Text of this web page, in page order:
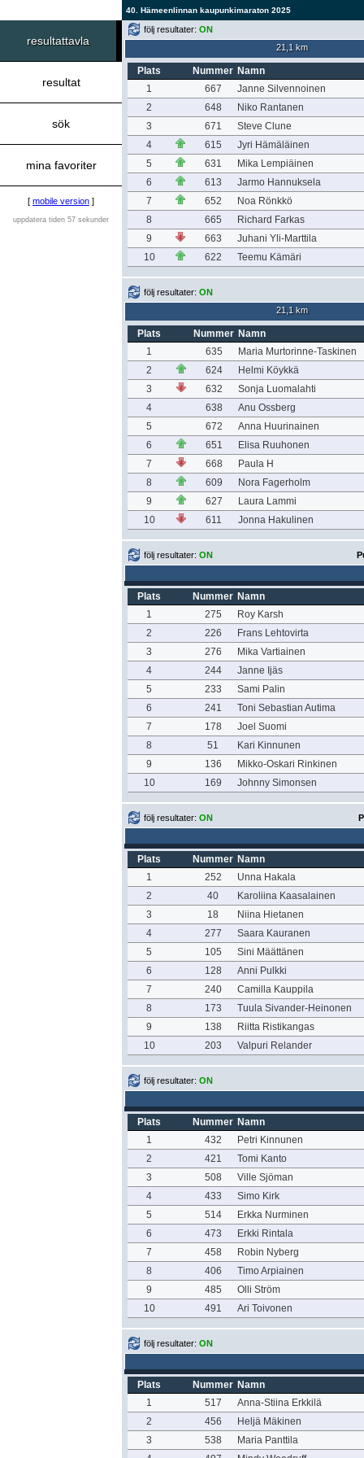
40. Hämeenlinnan kaupunkimaraton 2025
resultattavla
resultat
sök
mina favoriter
[ mobile version ]
uppdatera tiden 57 sekunder
följ resultater: ON
21,1 km
Plats Nummer Namn
1
667
Janne Silvennoinen
2
648
Niko Rantanen
3
671
Steve Clune
4
615
Jyri Hämäläinen
5
631
Mika Lempiäinen
6
613
Jarmo Hannuksela
7
652
Noa Rönkkö
8
665
Richard Farkas
9
663
Juhani Yli-Marttila
10
622 Teemu Kämäri
följ resultater: ON
21,1 km
Plats Nummer Namn
1
635
Maria Murtorinne-Taskinen
2
624
Helmi Köykkä
3
632
Sonja Luomalahti
4
638
Anu Ossberg
5
672
Anna Huurinainen
6
651
Elisa Ruuhonen
7
668
Paula H
8
609
Nora Fagerholm
9
627
Laura Lammi
10
611 Jonna Hakulinen
följ resultater: ON
Plats Nummer Namn
1
275
Roy Karsh
2
226
Frans Lehtovirta
3
276
Mika Vartiainen
4
244
Janne Ijäs
5
233
Sami Palin
6
241
Toni Sebastian Autima
7
178
Joel Suomi
8
51
Kari Kinnunen
9
136
Mikko-Oskari Rinkinen
10
169 Johnny Simonsen
följ resultater: ON
Plats Nummer Namn
1
252
Unna Hakala
2
40
Karoliina Kaasalainen
3
18
Niina Hietanen
4
277
Saara Kauranen
5
105
Sini Määttänen
6
128
Anni Pulkki
7
240
Camilla Kauppila
8
173
Tuula Sivander-Heinonen
9
138
Riitta Ristikangas
10
203 Valpuri Relander
följ resultater: ON
Plats Nummer Namn
1
432
Petri Kinnunen
2
421
Tomi Kanto
3
508
Ville Sjöman
4
433
Simo Kirk
5
514
Erkka Nurminen
6
473
Erkki Rintala
7
458
Robin Nyberg
8
406
Timo Arpiainen
9
485
Olli Ström
10
491 Ari Toivonen
följ resultater: ON
Plats Nummer Namn
1
517
Anna-Stiina Erkkilä
2
456
Heljä Mäkinen
3
538
Maria Panttila